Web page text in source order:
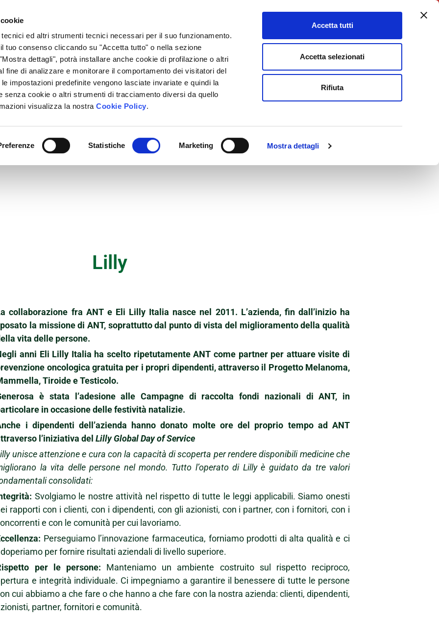
ed altri strumenti tecnici necessari per il suo funzionamento.
tuo consenso cliccando su "Accetta tutto" o nella sezione
dettagli", potrà installare anche cookie di profilazione o altri
fine di analizzare e monitorare il comportamento dei visitatori del
impostazioni predefinite vengono lasciate invariate e quindi la
senza cookie o altri strumenti di tracciamento diversi da quello
visualizza la nostraCookie Policy.
Statistiche Marketing Mostra dettagli
Accetta tutti
Accetta selezionati
Rifiuta
Charity Point
Sedi Locali
DONA ORA
Lilly
collaborazione fra ANT e Eli Lilly Italia nasce nel 2011. L’azienda, fin dall’inizio ha
la missione di ANT, soprattutto dal punto di vista del miglioramento della qualità
vita delle persone.
anni Eli Lilly Italia ha scelto ripetutamente ANT come partner per attuare visite di
oncologica gratuita per i propri dipendenti, attraverso il Progetto Melanoma,
Tiroide e Testicolo.
è stata l’adesione alle Campagne di raccolta fondi nazionali di ANT, in
in occasione delle festività natalizie.
i dipendenti dell’azienda hanno donato molte ore del proprio tempo ad ANT
l’iniziativa delLilly Global Day of Service
unisce attenzione e cura con la capacità di scoperta per rendere disponibili medicine che
la vita delle persone nel mondo. Tutto l’operato di Lilly è guidato da tre valori
consolidati:
Svolgiamo le nostre attività nel rispetto di tutte le leggi applicabili. Siamo onesti
rapporti con i clienti, con i dipendenti, con gli azionisti, con i partner, con i fornitori, con i
e con le comunità per cui lavoriamo.
Perseguiamo l’innovazione farmaceutica, forniamo prodotti di alta qualità e ci
per fornire risultati aziendali di livello superiore.
per le persone: Manteniamo un ambiente costruito sul rispetto reciproco,
e integrità individuale. Ci impegniamo a garantire il benessere di tutte le persone
cui abbiamo a che fare o che hanno a che fare con la nostra azienda: clienti, dipendenti,
partner, fornitori e comunità.